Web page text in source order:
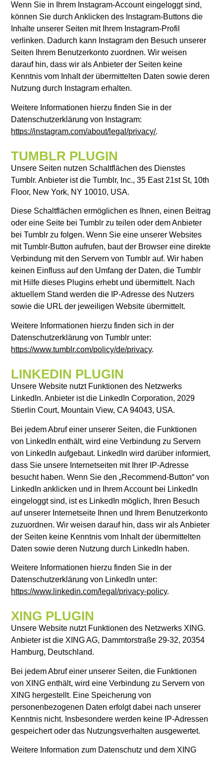
Wenn Sie in Ihrem Instagram-Account eingeloggt sind,
können Sie durch Anklicken des Instagram-Buttons die
Inhalte unserer Seiten mit Ihrem Instagram-Profil
verlinken. Dadurch kann Instagram den Besuch unserer
Seiten Ihrem Benutzerkonto zuordnen. Wir weisen
darauf hin, dass wir als Anbieter der Seiten keine
Kenntnis vom Inhalt der übermittelten Daten sowie deren
Nutzung durch Instagram erhalten.
Weitere Informationen hierzu finden Sie in der
Datenschutzerklärung von Instagram:
https://instagram.com/about/legal/privacy/.
TUMBLR PLUGIN
Unsere Seiten nutzen Schaltflächen des Dienstes
Tumblr. Anbieter ist die Tumblr, Inc., 35 East 21st St, 10th
Floor, New York, NY 10010, USA.
Diese Schaltflächen ermöglichen es Ihnen, einen Beitrag
oder eine Seite bei Tumblr zu teilen oder dem Anbieter
bei Tumblr zu folgen. Wenn Sie eine unserer Websites
mit Tumblr-Button aufrufen, baut der Browser eine direkte
Verbindung mit den Servern von Tumblr auf. Wir haben
keinen Einfluss auf den Umfang der Daten, die Tumblr
mit Hilfe dieses Plugins erhebt und übermittelt. Nach
aktuellem Stand werden die IP-Adresse des Nutzers
sowie die URL der jeweiligen Website übermittelt.
Weitere Informationen hierzu finden sich in der
Datenschutzerklärung von Tumblr unter:
https://www.tumblr.com/policy/de/privacy.
LINKEDIN PLUGIN
Unsere Website nutzt Funktionen des Netzwerks
LinkedIn. Anbieter ist die LinkedIn Corporation, 2029
Stierlin Court, Mountain View, CA 94043, USA.
Bei jedem Abruf einer unserer Seiten, die Funktionen
von LinkedIn enthält, wird eine Verbindung zu Servern
von LinkedIn aufgebaut. LinkedIn wird darüber informiert,
dass Sie unsere Internetseiten mit Ihrer IP-Adresse
besucht haben. Wenn Sie den „Recommend-Button“ von
LinkedIn anklicken und in Ihrem Account bei LinkedIn
eingeloggt sind, ist es LinkedIn möglich, Ihren Besuch
auf unserer Internetseite Ihnen und Ihrem Benutzerkonto
zuzuordnen. Wir weisen darauf hin, dass wir als Anbieter
der Seiten keine Kenntnis vom Inhalt der übermittelten
Daten sowie deren Nutzung durch LinkedIn haben.
Weitere Informationen hierzu finden Sie in der
Datenschutzerklärung von LinkedIn unter:
https://www.linkedin.com/legal/privacy-policy.
XING PLUGIN
Unsere Website nutzt Funktionen des Netzwerks XING.
Anbieter ist die XING AG, Dammtorstraße 29-32, 20354
Hamburg, Deutschland.
Bei jedem Abruf einer unserer Seiten, die Funktionen
von XING enthält, wird eine Verbindung zu Servern von
XING hergestellt. Eine Speicherung von
personenbezogenen Daten erfolgt dabei nach unserer
Kenntnis nicht. Insbesondere werden keine IP-Adressen
gespeichert oder das Nutzungsverhalten ausgewertet.
Weitere Information zum Datenschutz und dem XING